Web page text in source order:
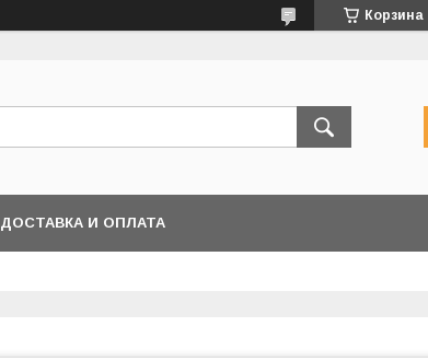
Корзина
ДОСТАВКА И ОПЛАТА